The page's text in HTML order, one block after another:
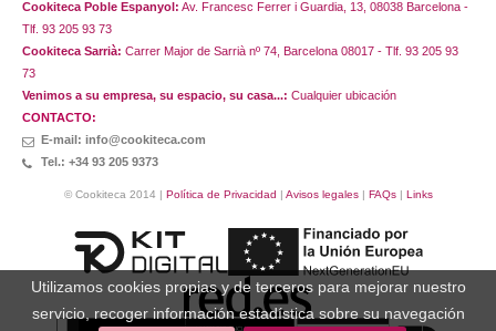
Utilizamos cookies propias y de terceros para mejorar nuestro
servicio, recoger información estadística sobre su navegación
Cookiteca Poble Espanyol: Av. Francesc Ferrer i Guardia, 13, 08038 Barcelona -
Tlf. 93 205 93 73
Cookiteca Sarrià: Carrer Major de Sarrià nº 74, Barcelona 08017 - Tlf. 93 205 93
73
Venimos a su empresa, su espacio, su casa...: Cualquier ubicación
CONTACTO:
E-mail: info@cookiteca.com
Tel.: +34 93 205 9373
© Cookiteca 2014 | Política de Privacidad | Avisos legales| FAQs| Links